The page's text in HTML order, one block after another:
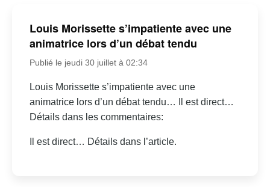
Louis Morissette s’impatiente avec une
animatrice lors d’un débat tendu
Publié le jeudi 30 juillet à 02:34
Louis Morissette s’impatiente avec une
animatrice lors d’un débat tendu… Il est direct…
Détails dans les commentaires:
Il est direct… Détails dans l’article.